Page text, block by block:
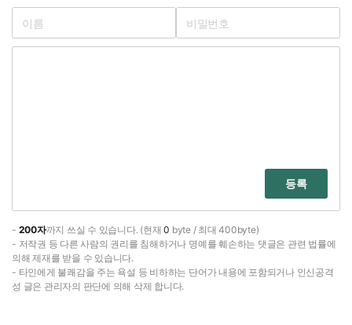
등록
- 200자까지 쓰실 수 있습니다. (현재0 byte / 최대 400byte)
- 저작권 등 다른 사람의 권리를 침해하거나 명예를 훼손하는 댓글은 관련 법률에
의해 제재를 받을 수 있습니다.
- 타인에게 불쾌감을 주는 욕설 등 비하하는 단어가 내용에 포함되거나 인신공격
성 글은 관리자의 판단에 의해 삭제 합니다.